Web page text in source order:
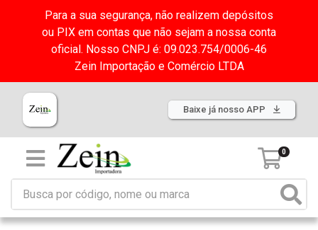
Para a sua segurança, não realizem depósitos
ou PIX em contas que não sejam a nossa conta
oficial. Nosso CNPJ é: 09.023.754/0006-46
Zein Importação e Comércio LTDA
Baixe já nosso APP
0